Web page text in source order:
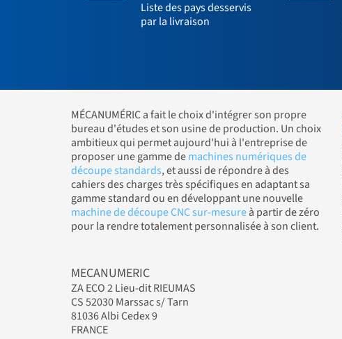
Liste des pays desservis
par la livraison
MÉCANUMÉRIC a fait le choix d'intégrer son propre
bureau d'études et son usine de production. Un choix
ambitieux qui permet aujourd'hui à l'entreprise de
proposer une gamme demachines numériques de
découpe standards, et aussi de répondre à des
cahiers des charges très spécifiques en adaptant sa
gamme standard ou en développant une nouvelle
machine de découpe CNC sur-mesureà partir de zéro
pour la rendre totalement personnalisée à son client.
MECANUMERIC
ZA ECO 2 Lieu-dit RIEUMAS
CS 52030 Marssac s/ Tarn
81036 Albi Cedex 9
FRANCE